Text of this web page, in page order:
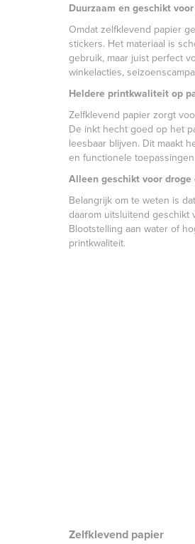
Duurzaam en geschikt
Omdat zelfklevend papier
stickers. Het materiaal is
gebruik, maar juist perfect
winkelacties,
Heldere printkwaliteit op
Zelfklevend papier zorgt
De inkt hecht goed op het
leesbaar blijven. Dit maakt
en functionele
Alleen geschikt voor droge
Belangrijk om te weten is
daarom uitsluitend
Blootstelling aan water of
printkwaliteit.
Zelfklevend papier